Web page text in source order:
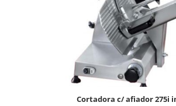
cortadora c/ afiador 275i ind.